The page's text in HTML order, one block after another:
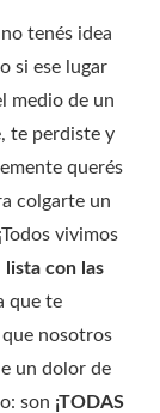
tenés idea
si ese lugar
medio de un
te perdiste y
querés
colgarte un
vivimos
lista con las
que te
que nosotros
un dolor de
son ¡TODAS